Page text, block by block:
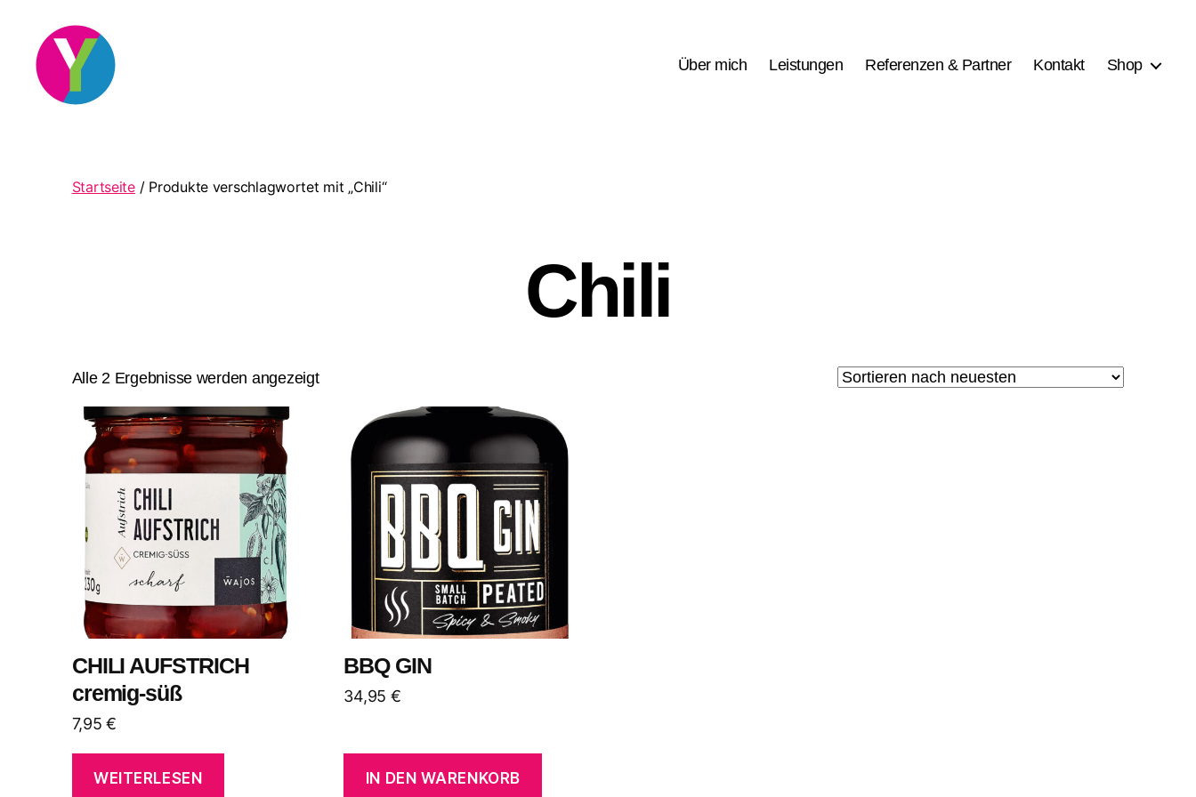
Über mich Leistungen Referenzen & Partner Kontakt Shop
Startseite/ Produkte verschlagwortet mit „Chili“
Chili
Alle 2 Ergebnisse werden angezeigtNach
sortiert
CHILI AUFSTRICH
cremig-süß
7,95€
WEITERLESEN
BBQ GIN
34,95 €
IN DEN WARENKORB